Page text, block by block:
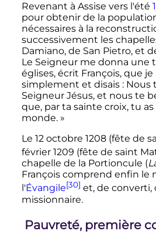
Revenant à Assise vers l'été
pour obtenir de la
nécessaires à la
successivement les
Damiano, de San Pietro, et
Le Seigneur me donna une
églises, écrit François, que je
simplement et disais : Nous
Seigneur Jésus, et nous te
que, par ta sainte croix, tu
monde. »
Le 12 octobre 1208(fête de
février 1209 (fête de saint
chapelle de la Portioncule (
François comprend enfin le
l'Évangile[30] et, de converti,
missionnaire.
Pauvreté, première